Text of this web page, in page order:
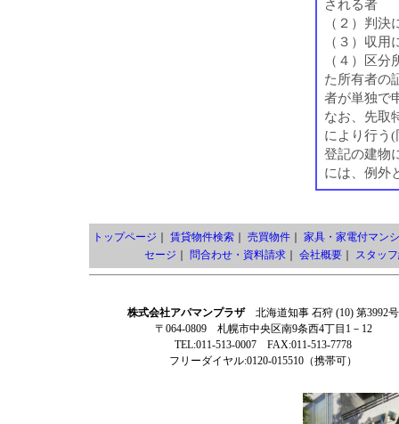
される者
（２）判
（３）収
（４）区
た所有者の
者が単独で
なお、先取
により行う
登記の建物
には、例外
トップページ 賃貸物件検索｜ 売買物件｜ 家具・家電付マン
セージ
問合わせ・資料請求｜ 会社概要｜ スタッ
株式会社アパマンプラザ北海道知事 石狩 (10) 第3992号
〒064-0809 札幌市中央区南9条西4丁目1－12
TEL:011-513-0007 FAX:011-513-7778
フリーダイヤル:0120-015510（携帯可）